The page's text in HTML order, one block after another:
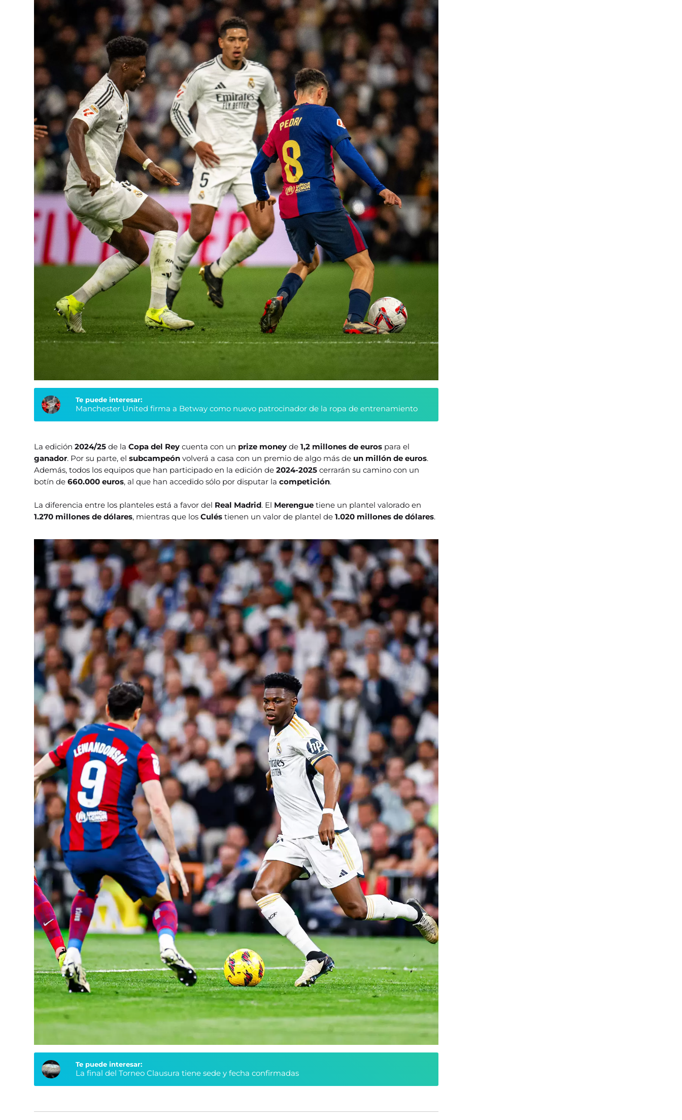
Te puede interesar:
Manchester United firma a Betway como nuevo patrocinador de la ropa de entrenamiento
La edición2024/25de laCopa del Rey cuenta con un prize money de1,2 millones de euros para el
ganador. Por su parte, elsubcampeón volverá a casa con un premio de algo más de un millón de euros.
Además, todos los equipos que han participado en la edición de2024-2025 cerrarán su camino con un
botín de660.000 euros, al que han accedido sólo por disputar lacompetición.
La diferencia entre los planteles está a favor del Real Madrid. El Merengue tiene un plantel valorado en
1.270 millones de dólares, mientras que losCulés tienen un valor de plantel de1.020 millones de dólares.
Te puede interesar:
La final del Torneo Clausura tiene sede y fecha confirmadas